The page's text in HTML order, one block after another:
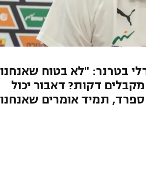
בטרנר: "לא בטוח שאנחנו
השחקנים שלא מקבלים דקות? דאבור יכול
תמיד אומרים שאנחנו